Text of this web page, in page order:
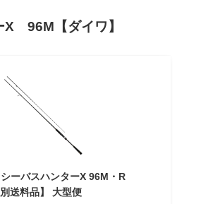
X 96M【ダイワ】
ーバスハンターX 96M・R
送料品】 大型便